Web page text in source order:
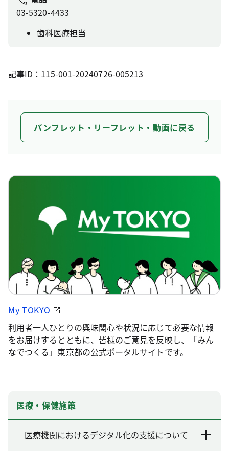
03-5320-4433
歯科医療担当
記事ID：115-001-20240726-005213
パンフレット・リーフレット・動画に戻る
My TOKYO
利用者一人ひとりの興味関心や状況に応じて必要な情報
をお届けするとともに、皆様のご意見を反映し、「みん
なでつくる」東京都の公式ポータルサイトです。
医療・保健施策
医療機関におけるデジタル化の支援について